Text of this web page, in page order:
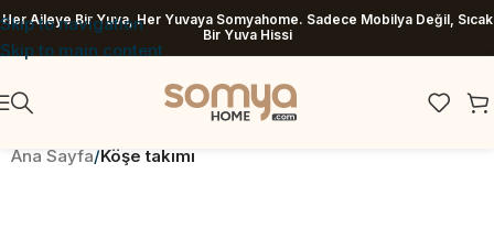
Skip to navigation
Skip to main content
Her Aileye Bir Yuva, Her Yuvaya Somyahome. Sadece Mobilya Değil, Sıcak
Bir Yuva Hissi
Ana Sayfa Köşe takımı